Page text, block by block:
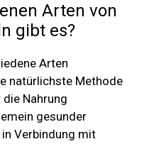
Arten von
gibt es?
Arten
natürlichste Methode
Nahrung
gesunder
Verbindung mit